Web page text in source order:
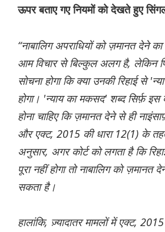
ऊपर बताए गए नियमों को देखते हुए
“नाबालिग अपराधियों को ज़मानत देने
आम विचार से बिल्कुल अलग है, लेकिन
सोचना होगा कि क्या उनकी रिहाई से
होगा। 'न्याय का मकसद' शब्द सिर्फ़ इस
होना चाहिए कि ज़मानत देने से ही
और एक्ट, 2015 की धारा 12(1) के
अनुसार, अगर कोर्ट को लगता है कि
पूरा नहीं होगा तो नाबालिग को ज़मानत
सकता है।
हालांकि, ज़्यादातर मामलों में एक्ट,